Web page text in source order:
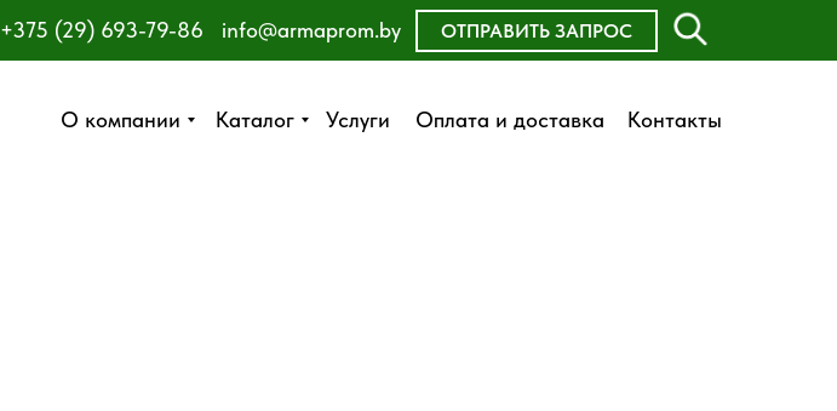
О компании Каталог Услуги Оплата и доставка Контакты
+375 (29) 693-79-86 ОТПРАВИТЬ ЗАПРОС
info@armaprom.by
О компании Каталог Услуги Оплата и доставка Контакты
ОСТАВИТЬ ЗАЯВКУ
ЗАКАЗАТЬ ЗВОНОК